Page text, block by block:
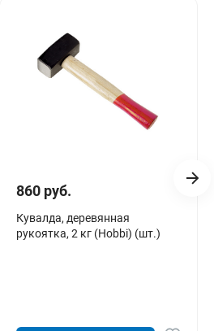
860 руб.
Кувалда, деревянная
рукоятка, 2 кг (Hobbi) (шт.)